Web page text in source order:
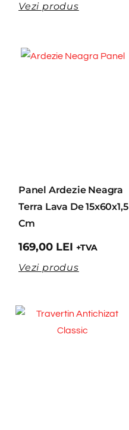
Vezi produs
Panel Ardezie Neagra
Terra Lava De 15x60x1,5
Cm
169,00 LEI +TVA
Vezi produs